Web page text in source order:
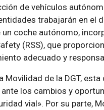
de vehículos
trabajarán en el
coche autónomo,
(RSS), que
adecuado y
Movilidad de la DGT,
los cambios y
vial». Por su parte,